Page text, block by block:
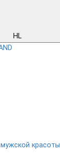
HL
мужской красоты